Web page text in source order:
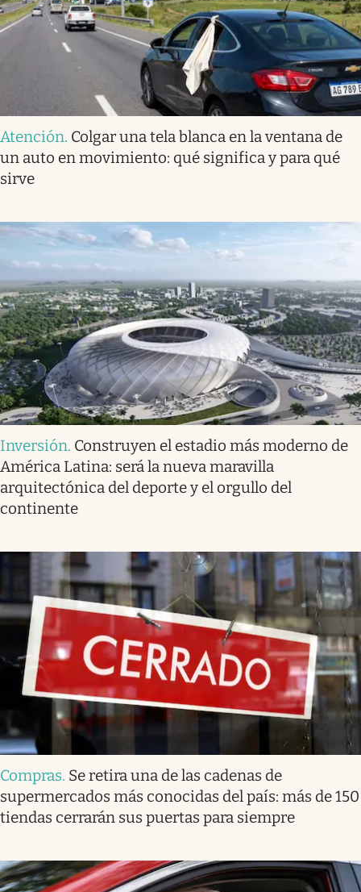
Atención. Colgar una tela blanca en la ventana de
un auto en movimiento: qué significa y para qué
sirve
Inversión. Construyen el estadio más moderno de
América Latina: será la nueva maravilla
arquitectónica del deporte y el orgullo del
continente
Compras. Se retira una de las cadenas de
supermercados más conocidas del país: más de 150
tiendas cerrarán sus puertas para siempre